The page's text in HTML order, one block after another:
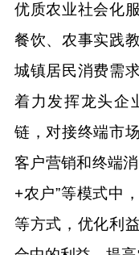
优质农业社会化
餐饮、农事实践
城镇居民消费需
着力发挥龙头企
链，对接终端市
客户营销和终端
+农户”等模式中
等方式，优化利